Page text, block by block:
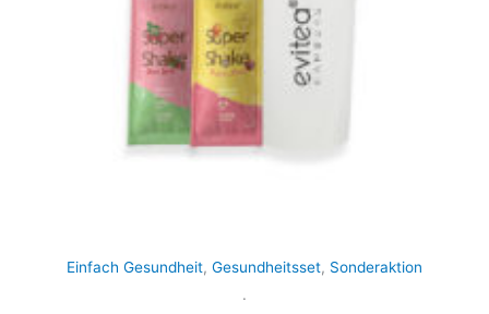
Einfach Gesundheit, Gesundheitsset, Sonderaktion
.